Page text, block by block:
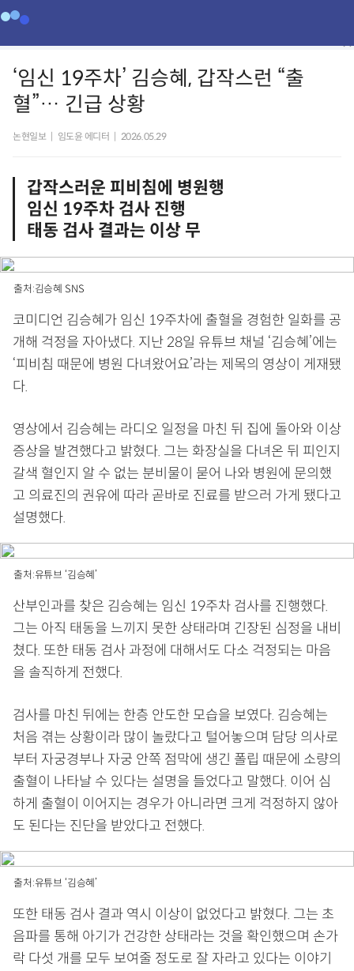
‘임신 19주차’ 김승혜, 갑작스런 “출
혈”… 긴급 상황
논현일보 임도윤 에디터 2026.05.29
갑작스러운 피비침에 병원행
임신 19주차 검사 진행
태동 검사 결과는 이상 무
출처:김승혜 SNS
코미디언 김승혜가 임신 19주차에 출혈을 경험한 일화를 공
개해 걱정을 자아냈다. 지난 28일 유튜브 채널 ‘김승혜’에는
‘피비침 때문에 병원 다녀왔어요’라는 제목의 영상이 게재됐
다.
영상에서 김승혜는 라디오 일정을 마친 뒤 집에 돌아와 이상
증상을 발견했다고 밝혔다. 그는 화장실을 다녀온 뒤 피인지
갈색 혈인지 알 수 없는 분비물이 묻어 나와 병원에 문의했
고 의료진의 권유에 따라 곧바로 진료를 받으러 가게 됐다고
설명했다.
출처:유튜브 ‘김승혜’
산부인과를 찾은 김승혜는 임신 19주차 검사를 진행했다.
그는 아직 태동을 느끼지 못한 상태라며 긴장된 심정을 내비
쳤다. 또한 태동 검사 과정에 대해서도 다소 걱정되는 마음
을 솔직하게 전했다.
검사를 마친 뒤에는 한층 안도한 모습을 보였다. 김승혜는
처음 겪는 상황이라 많이 놀랐다고 털어놓으며 담당 의사로
부터 자궁경부나 자궁 안쪽 점막에 생긴 폴립 때문에 소량의
출혈이 나타날 수 있다는 설명을 들었다고 말했다. 이어 심
하게 출혈이 이어지는 경우가 아니라면 크게 걱정하지 않아
도 된다는 진단을 받았다고 전했다.
출처:유튜브 ‘김승혜’
또한 태동 검사 결과 역시 이상이 없었다고 밝혔다. 그는 초
음파를 통해 아기가 건강한 상태라는 것을 확인했으며 손가
락 다섯 개를 모두 보여줄 정도로 잘 자라고 있다는 이야기